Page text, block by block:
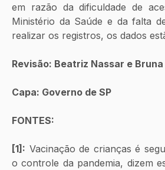
em razão da dificuldade de
Ministério da Saúde e da falta
realizar os registros, os dados
Revisão: Beatriz Nassar e
Capa: Governo de SP
FONTES:
[1]: Vacinação de crianças é
o controle da pandemia, dizem